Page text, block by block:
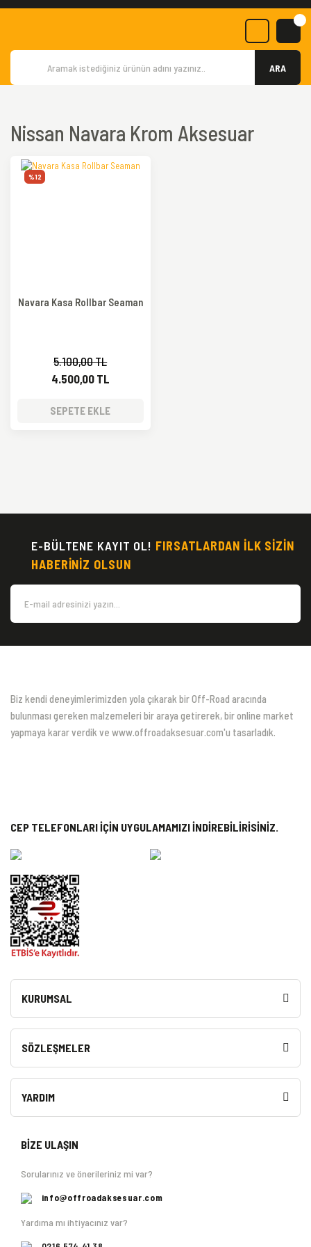
ARA
Nissan Navara Krom Aksesuar
%12
Navara Kasa Rollbar Seaman
5.100,00 TL
4.500,00 TL
SEPETE EKLE
E-BÜLTENE KAYIT OL! FIRSATLARDAN İLK SİZİN
HABERİNİZ OLSUN
Biz kendi deneyimlerimizden yola çıkarak bir Off-Road aracında
bulunması gereken malzemeleri bir araya getirerek, bir online market
yapmaya karar verdik ve www.offroadaksesuar.com'u tasarladık.
CEP TELEFONLARI İÇİN UYGULAMAMIZI İNDİREBİLİRİSİNİZ.
KURUMSAL
SÖZLEŞMELER
YARDIM
BİZE ULAŞIN
Sorularınız ve önerileriniz mi var?
info@offroadaksesuar.com
Yardıma mı ihtiyacınız var?